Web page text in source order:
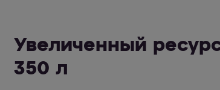
Увеличенный
350 л